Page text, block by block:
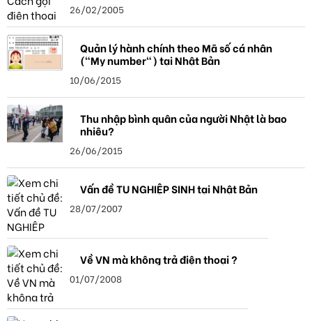
26/02/2005
Quản lý hành chính theo Mã số cá nhân
("My number") tại Nhật Bản
10/06/2015
Thu nhập bình quân của người Nhật là bao
nhiêu?
26/06/2015
Vấn đề TU NGHIỆP SINH tại Nhật Bản
28/07/2007
Về VN mà không trả điện thoại ?
01/07/2008